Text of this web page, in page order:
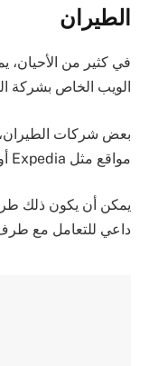
الطيران
في كثير من
الويب الخاص بشركة
مواقع مثل Expedia أو Orbitz ، لذلك عليك الحجز مباشرة.
يمكن أن يكون ذلك
داعي للتعامل مع